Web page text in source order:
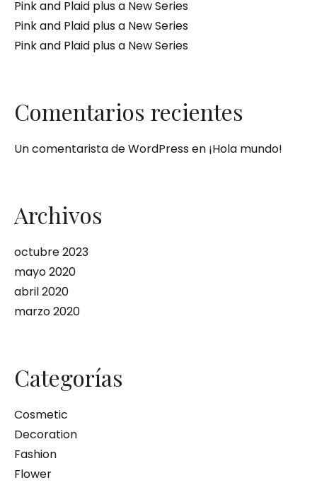
Pink and Plaid plus a New Series
Pink and Plaid plus a New Series
Pink and Plaid plus a New Series
Comentarios recientes
Un comentarista de WordPressen ¡Hola mundo!
Archivos
octubre 2023
mayo 2020
abril 2020
marzo 2020
Categorías
Cosmetic
Decoration
Fashion
Flower